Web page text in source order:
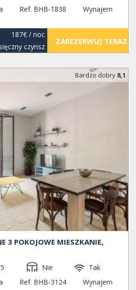
Ref. BHB-1838
Wynajem
187€/ noc
czynsz
ZAREZERWUJ TERAZ
Bardzo dobry 8,1
3 POKOJOWE MIESZKANIE,
5 Nie
Tak
Ref. BHB-3124
Wynajem